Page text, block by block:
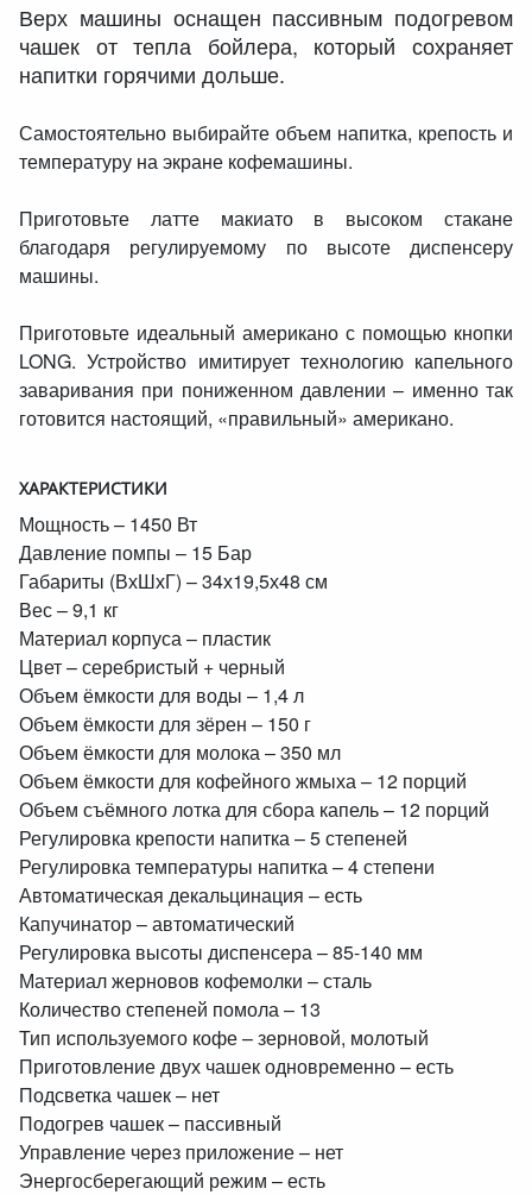
Верх машины оснащен пассивным подогревом
чашек от тепла бойлера, который сохраняет
напитки горячими дольше.
Самостоятельно выбирайте объем напитка, крепость и
температуру на экране кофемашины.
Приготовьте латте макиато в высоком стакане
благодаря регулируемому по высоте диспенсеру
машины.
Приготовьте идеальный американо с помощью кнопки
LONG. Устройство имитирует технологию капельного
заваривания при пониженном давлении – именно так
готовится настоящий, «правильный» американо.
ХАРАКТЕРИСТИКИ
Мощность – 1450 Вт
Давление помпы – 15 Бар
Габариты (ВхШхГ) – 34х19,5х48 см
Вес – 9,1 кг
Материал корпуса – пластик
Цвет – серебристый + черный
Объем ёмкости для воды – 1,4 л
Объем ёмкости для зёрен – 150 г
Объем ёмкости для молока – 350 мл
Объем ёмкости для кофейного жмыха – 12 порций
Объем съёмного лотка для сбора капель – 12 порций
Регулировка крепости напитка – 5 степеней
Регулировка температуры напитка – 4 степени
Автоматическая декальцинация – есть
Капучинатор – автоматический
Регулировка высоты диспенсера – 85-140 мм
Материал жерновов кофемолки – сталь
Количество степеней помола – 13
Тип используемого кофе – зерновой, молотый
Приготовление двух чашек одновременно – есть
Подсветка чашек – нет
Подогрев чашек – пассивный
Управление через приложение – нет
Энергосберегающий режим – есть